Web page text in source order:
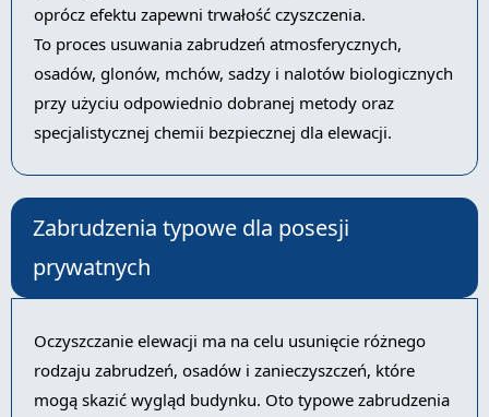
oprócz efektu zapewni trwałość czyszczenia.
To proces usuwania zabrudzeń atmosferycznych,
osadów, glonów, mchów, sadzy i nalotów biologicznych
przy użyciu odpowiednio dobranej metody oraz
specjalistycznej chemii bezpiecznej dla elewacji.
Zabrudzenia typowe dla posesji
prywatnych
Oczyszczanie elewacji ma na celu usunięcie różnego
rodzaju zabrudzeń, osadów i zanieczyszczeń, które
mogą skazić wygląd budynku. Oto typowe zabrudzenia